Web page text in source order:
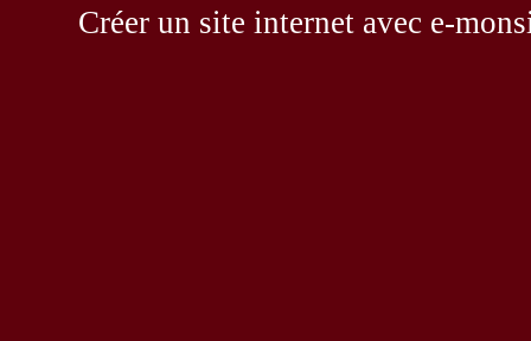
Créer un site internet avec e-